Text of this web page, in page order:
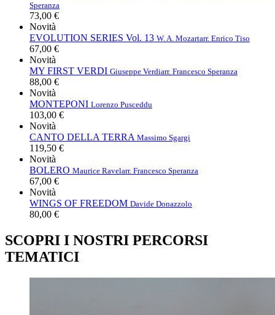
Speranza
73,00 €
Novità
EVOLUTION SERIES Vol. 13 W. A. Mozartarr. Enrico Tiso
67,00 €
Novità
MY FIRST VERDI Giuseppe Verdiarr. Francesco Speranza
88,00 €
Novità
MONTEPONI Lorenzo Pusceddu
103,00 €
Novità
CANTO DELLA TERRA Massimo Sgargi
119,50 €
Novità
BOLERO Maurice Ravelarr. Francesco Speranza
67,00 €
Novità
WINGS OF FREEDOM Davide Donazzolo
80,00 €
SCOPRI I NOSTRI PERCORSI
TEMATICI